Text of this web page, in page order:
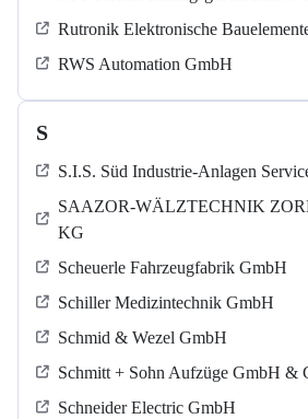
Rutronik Elektronische
RWS Automation GmbH
S
S.I.S. Süd Industrie-Anlagen
SAAZOR-WÄLZTECHNIK
KG
Scheuerle Fahrzeugfabrik GmbH
Schiller Medizintechnik GmbH
Schmid & Wezel GmbH
Schmitt + Sohn Aufzüge GmbH &
Schneider Electric GmbH